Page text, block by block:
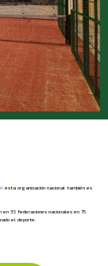
esta organización nacional también es
35 federaciones nacionales en 75
el deporte.